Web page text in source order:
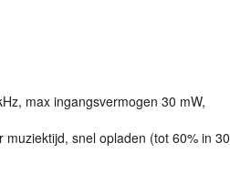
max ingangsvermogen 30 mW,
snel opladen (tot 60% in 30